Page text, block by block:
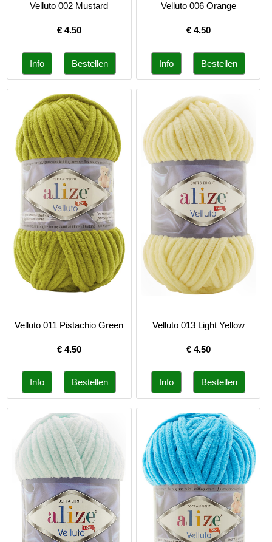
Velluto 002 Mustard
€ 4.50
Velluto 006 Orange
€ 4.50
Velluto 011 Pistachio Green
€ 4.50
Velluto 013 Light Yellow
€ 4.50